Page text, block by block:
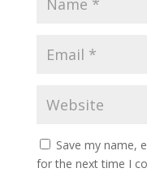
Save my name,
for the next time I